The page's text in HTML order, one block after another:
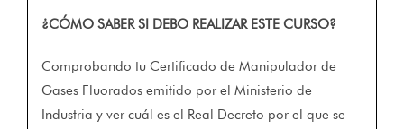
¿CÓMO SABER SI DEBO REALIZAR ESTE CURSO?
Comprobando tu Certificado de Manipulador de
Gases Fluorados emitido por el Ministerio de
Industria y ver cuál es el Real Decreto por el que se